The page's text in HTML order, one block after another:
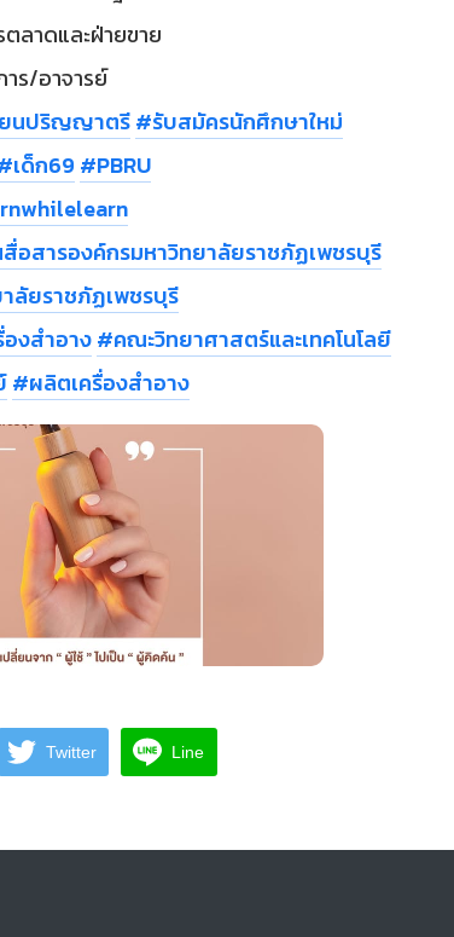
ตลาดและฝ่ายขาย
าร/อาจารย์
นปริญญาตรี#รับสมัครนักศึกษาใหม่
เด็ก69 #PBRU
อสารองค์กรมหาวิทยาลัยราชภัฏเพชรบุรี
ลัยราชภัฏเพชรบุรี
องสำอาง#คณะวิทยาศาสตร์และเทคโนโลยี
#ผลิตเครื่องสำอาง
Twitter Line